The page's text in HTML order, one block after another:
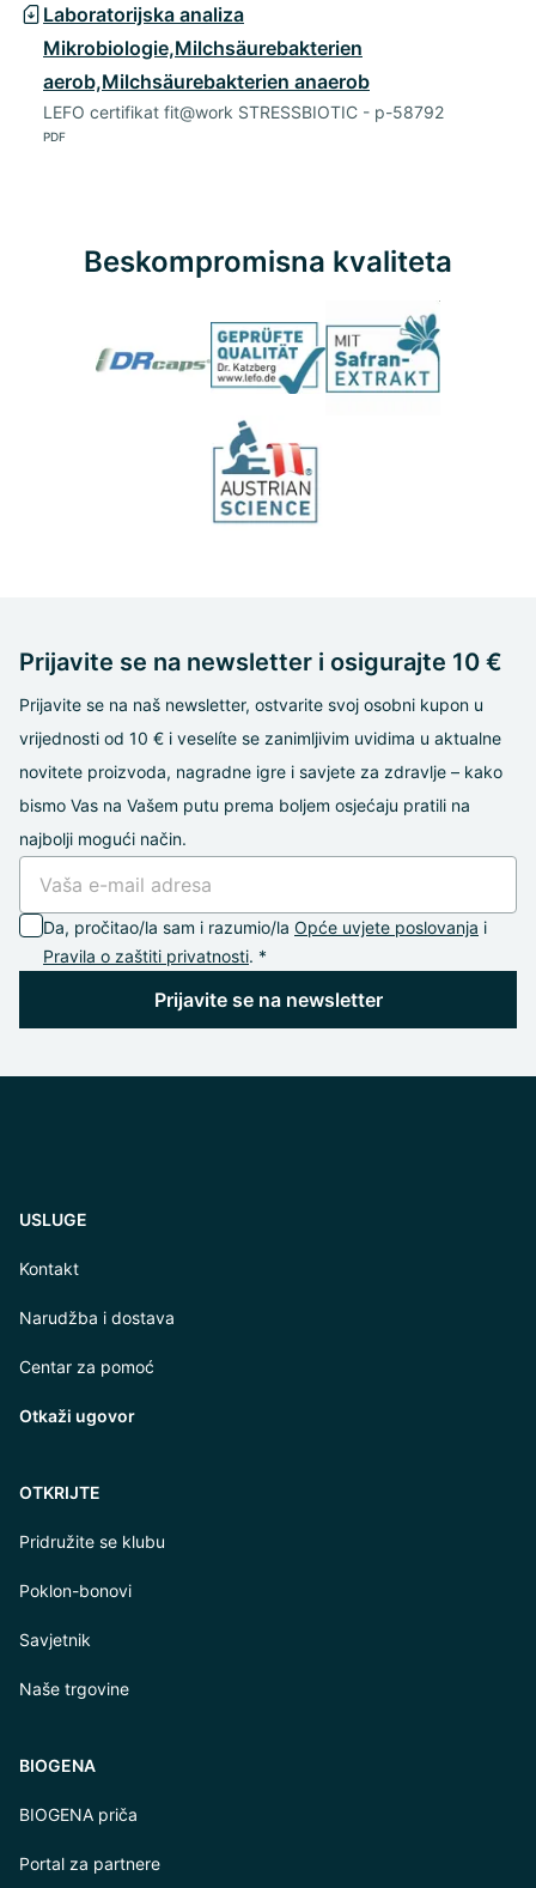
Laboratorijska analiza
Mikrobiologie,Milchsäurebakterien
aerob,Milchsäurebakterien anaerob
LEFO certifikat fit@work STRESSBIOTIC - p-58792
PDF
Beskompromisna kvaliteta
Prijavite se na newsletter i osigurajte 10 €
Prijavite se na naš newsletter, ostvarite svoj osobni kupon u
vrijednosti od 10 € i veselíte se zanimljivim uvidima u aktualne
novitete proizvoda, nagradne igre i savjete za zdravlje – kako
bismo Vas na Vašem putu prema boljem osjećaju pratili na
najbolji mogući način.
Da, pročitao/la sam i razumio/la Opće uvjete poslovanja i
Pravila o zaštiti privatnosti. *
Prijavite se na newsletter
USLUGE
Kontakt
Narudžba i dostava
Centar za pomoć
Otkaži ugovor
OTKRIJTE
Pridružite se klubu
Poklon-bonovi
Savjetnik
Naše trgovine
BIOGENA
BIOGENA priča
Portal za partnere